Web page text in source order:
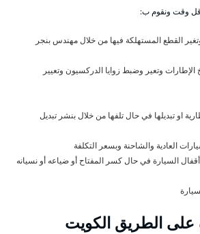
وقت ونقوم ب:
القطع المستهلكة فيها من خلال مهندس بنجر
الإطارات وتعير وضبط زوايا الدركسيون وتعيير
او تبديلها في حال تلفها من خلال بنشر تبديل
العادية والشاحنة وبسعر التكلفة
السيارة في حال كسر المفتاح أو ضياعه أو نسيانه
الطريق الكويت